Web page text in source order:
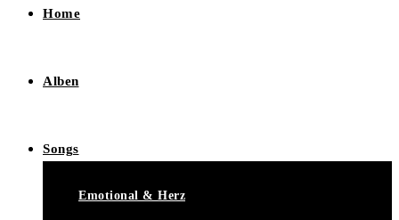
Home
Alben
Songs
Emotional & Herz